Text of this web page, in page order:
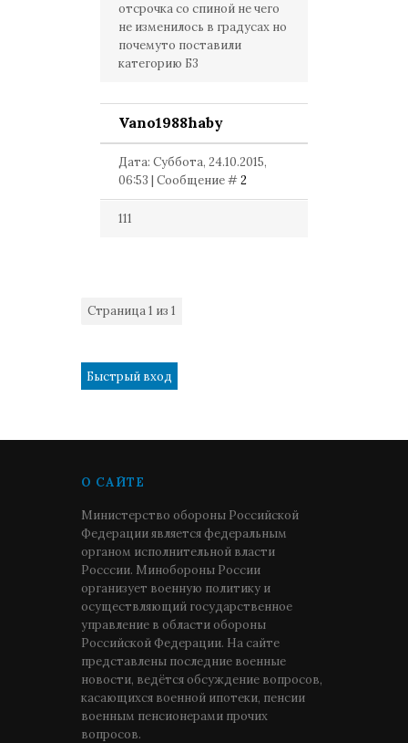
отсрочка со спиной не чего
не изменилось в градусах но
почемуто поставили
категорию Б3
Vano1988haby
Дата: Суббота, 24.10.2015,
06:53 | Сообщение #2
111
Страница1 из 1
О САЙТЕ
Министерство обороны Российской
Федерации является федеральным
органом исполнительной власти
Росссии. Минобороны России
организует военную политику и
осуществляющий государственное
управление в области обороны
Российской Федерации. На сайте
представлены последние военные
новости, ведётся обсуждение вопросов,
касающихся военной ипотеки, пенсии
военным пенсионерами прочих
вопросов.